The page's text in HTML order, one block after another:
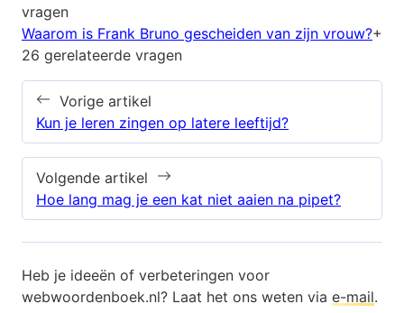
vragen
Waarom is Frank Bruno gescheiden van zijn vrouw?+
26 gerelateerde vragen
Vorige artikel
Kun je leren zingen op latere leeftijd?
Volgende artikel
Hoe lang mag je een kat niet aaien na pipet?
Heb je ideeën of verbeteringen voor
webwoordenboek.nl? Laat het ons weten via e-mail.